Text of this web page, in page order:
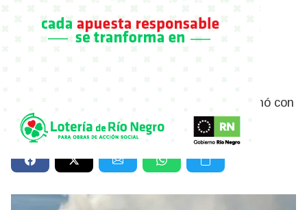
Murió un vecino en un
incendio de vivienda en
Fue en el barrio Primeros Pobladores y terminó con
el hallazgo de un hombre que no logró salir.